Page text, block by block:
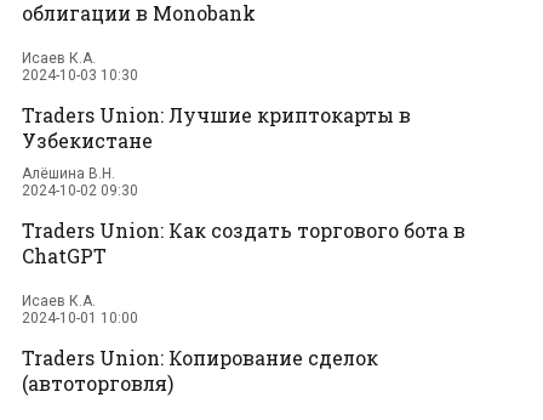
облигации в Monobank
Исаев К.А.
2024-10-03 10:30
Traders Union: Лучшие криптокарты в
Узбекистане
Алёшина В.Н.
2024-10-02 09:30
Traders Union: Как создать торгового бота в
ChatGPT
Исаев К.А.
2024-10-01 10:00
Traders Union: Копирование сделок
(автоторговля)